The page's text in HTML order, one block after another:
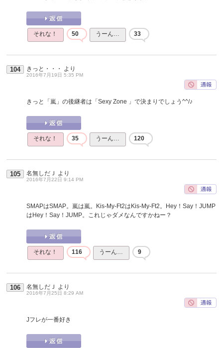
それな！ 50 うーん… 33
104 きっと・・・ より
2016年7月19日 5:35 PM
きっと「嵐」の後継者は「Sexy Zone 」で決まりでしょう^^/♪
それな！ 35 うーん… 120
105 名無しだＪ より
2016年7月22日 9:14 PM
SMAPはSMAP。嵐は嵐。Kis-My-Ft2はKis-My-Ft2。Hey！Say！JUMP
はHey！Say！JUMP。これじゃダメなんですかねー？
それな！ 116 うーん… 9
106 名無しだＪ より
2016年7月25日 8:29 AM
Jフレが一番好き